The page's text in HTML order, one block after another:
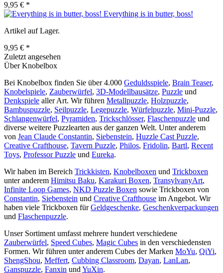
9,95 € *
Everything is in butter, boss!
Artikel auf Lager.
9,95 € *
Zuletzt angesehen
Über Knobelbox
Bei Knobelbox finden Sie über 4.000 Geduldsspiele, Brain Teaser,
Knobelspiele, Zauberwürfel, 3D-Modellbausätze, Puzzle und
Denkspiele aller Art. Wir führen Metallpuzzle, Holzpuzzle,
Bambuspuzzle, Seilpuzzle, Legepuzzle, Würfelpuzzle, Mini-Puzzle,
Schlangenwürfel, Pyramiden, Trickschlösser, Flaschenpuzzle und
diverse weitere Puzzlearten aus der ganzen Welt. Unter anderem
von Jean Claude Constantin, Siebenstein, Huzzle Cast Puzzle,
Creative Crafthouse, Tavern Puzzle, Philos, Fridolin, Bartl, Recent
Toys, Professor Puzzle und Eureka.
Wir haben im Bereich Trickkisten, Knobelboxen und Trickboxen
unter anderem Himitsu Baku, Karakuri Boxen, TransylvanyArt,
Infinite Loop Games, NKD Puzzle Boxen sowie Trickboxen von
Constantin, Siebenstein und Creative Crafthouse im Angebot. Wir
haben viele Trickboxen fürGeldgeschenke, Geschenkverpackungen
und Flaschenpuzzle.
Unser Sortiment umfasst mehrere hundert verschiedene
Zauberwürfel, Speed Cubes, Magic Cubes in den verschiedensten
Formen. Wir führen unter anderem Cubes der Marken MoYu, QiYi,
ShengShou, Meffert, Cubbing Classroom, Dayan, LanLan,
Ganspuzzle, Fanxin und YuXin.